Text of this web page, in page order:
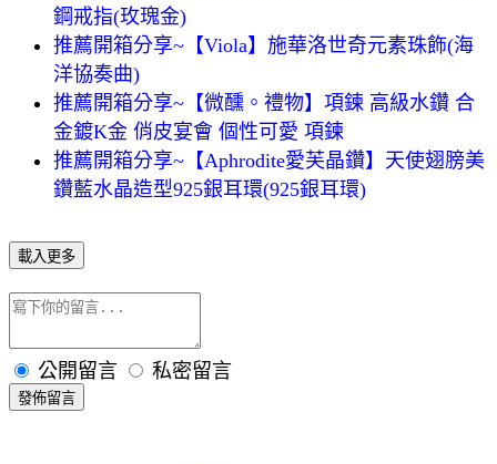
鋼戒指(玫瑰金)
推薦開箱分享~【Viola】施華洛世奇元素珠飾(海
洋協奏曲)
推薦開箱分享~【微醺。禮物】項鍊 高級水鑽 合
金鍍K金 俏皮宴會 個性可愛 項鍊
推薦開箱分享~【Aphrodite愛芙晶鑽】天使翅膀美
鑽藍水晶造型925銀耳環(925銀耳環)
載入更多
公開留言 私密留言
發佈留言